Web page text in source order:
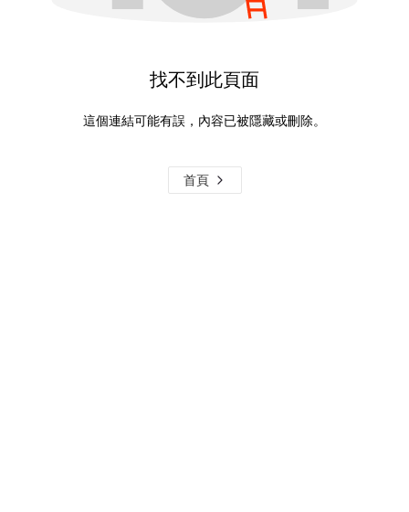
找不到此頁面
這個連結可能有誤，內容已被隱藏或刪除。
首頁